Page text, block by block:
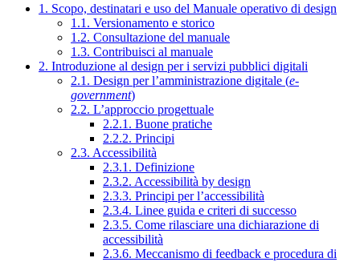
1. Scopo, destinatari e uso del Manuale operativo di design
1.1. Versionamento e storico
1.2. Consultazione del manuale
1.3. Contribuisci al manuale
2. Introduzione al design per i servizi pubblici digitali
2.1. Design per l’amministrazione digitale (e-
government)
2.2. L’approccio progettuale
2.2.1. Buone pratiche
2.2.2. Principi
2.3. Accessibilità
2.3.1. Definizione
2.3.2. Accessibilità by design
2.3.3. Principi per l’accessibilità
2.3.4. Linee guida e criteri di successo
2.3.5. Come rilasciare una dichiarazione di
accessibilità
2.3.6. Meccanismo di feedback e procedura di